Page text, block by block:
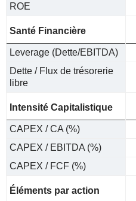
ROE
Santé Financière
Leverage (Dette/EBITDA)
Dette / Flux de trésorerie
libre
Intensité Capitalistique
CAPEX / CA (%)
CAPEX / EBITDA (%)
CAPEX / FCF (%)
Éléments par action